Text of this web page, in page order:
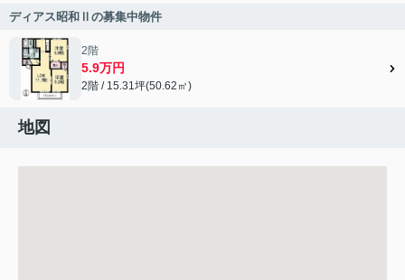
ディアス昭和Ⅱの募集中物件
2階
5.9万円
2階 / 15.31坪(50.62㎡)
地図